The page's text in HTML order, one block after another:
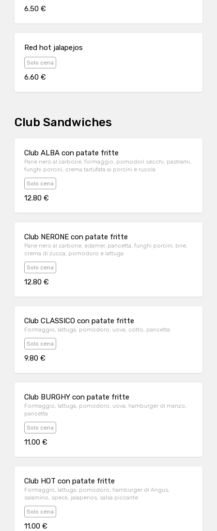
6.50 €
Red hot jalapejos
Solo cena
6.60 €
Club Sandwiches
Club ALBA con patate fritte
Pane nero al carbone, formaggio, pomodori secchi, pastrami,
funghi porcini, crema tartufata ai porcini e rucola
Solo cena
12.80 €
Club NERONE con patate fritte
Pane nero al carbone, edamer, pancetta, funghi porcini, brie,
crema di zucca, pomodoro e lattuga
Solo cena
12.80 €
Club CLASSICO con patate fritte
Formaggio, lattuga, pomodoro, uova, cotto, pancetta
Solo cena
9.80 €
Club BURGHY con patate fritte
Formaggio, lattuga, pomodoro, uova, hamburger di manzo,
pancetta
Solo cena
11.00 €
Club HOT con patate fritte
Formaggio, lattuga, pomodoro, hamburger di Angus,
salamino, speck, jalapenos, salsa piccante
Solo cena
11.00 €